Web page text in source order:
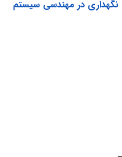
نگهداری در مهندسی سیستم